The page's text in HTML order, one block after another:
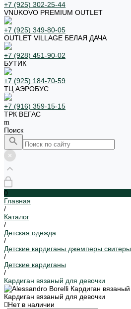
+7 (925) 302-25-44
VNUKOVO PREMIUM OUTLET
+7 (925) 349-80-05
OUTLET VILLAGE БЕЛАЯ ДАЧА
+7 (928) 451-90-02
БУТИК
+7 (925) 184-70-59
ТЦ АЭРОБУС
+7 (916) 359-15-15
ТРК ВЕГАС
Поиск
0
Главная
/
Каталог
/
Детская одежда
/
Детские кардиганы джемперы свитеры
/
Детские кардиганы
/
Кардиган вязаный для девочки
Кардиган вязаный для девочки
Нет в наличии